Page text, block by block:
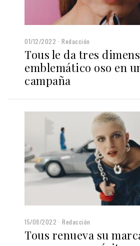
01/12/2022 Redacción
Tous le da tres
emblemático oso en
campaña
15/09/2022 Redacción
Tous renueva su